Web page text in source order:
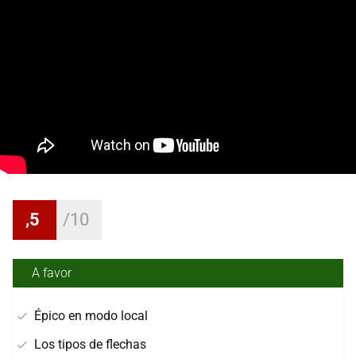
,5
A favor
Épico en modo local
Los tipos de flechas